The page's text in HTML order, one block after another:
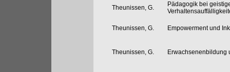
Theunissen, G.
Pädagogik bei
Theunissen, G. Empowerment und
Theunissen, G. Erwachsenenbildung